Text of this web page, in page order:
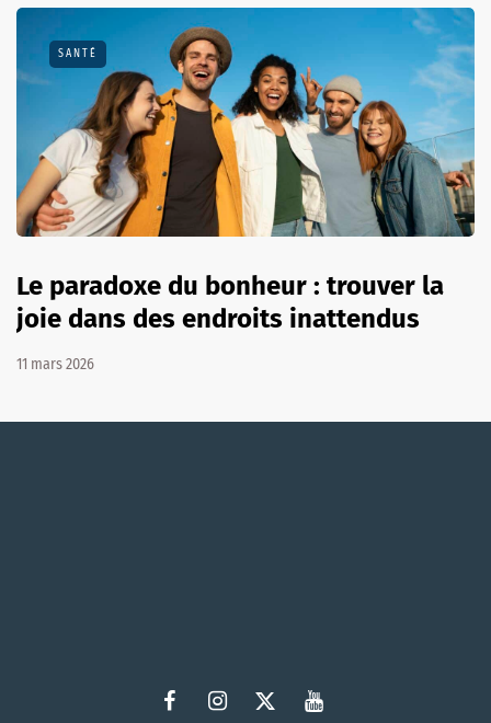
SANTÉ
Le paradoxe du bonheur : trouver la
joie dans des endroits inattendus
11 mars 2026